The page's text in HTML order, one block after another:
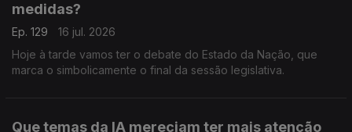
medidas?
Ep. 129
16 jul. 2026
Hoje à tarde vamos ter o debate do Estado da Nação, que
marca o simbolicamente o final da sessão legislativa.
Que temas da IA mereciam ter mais atenção